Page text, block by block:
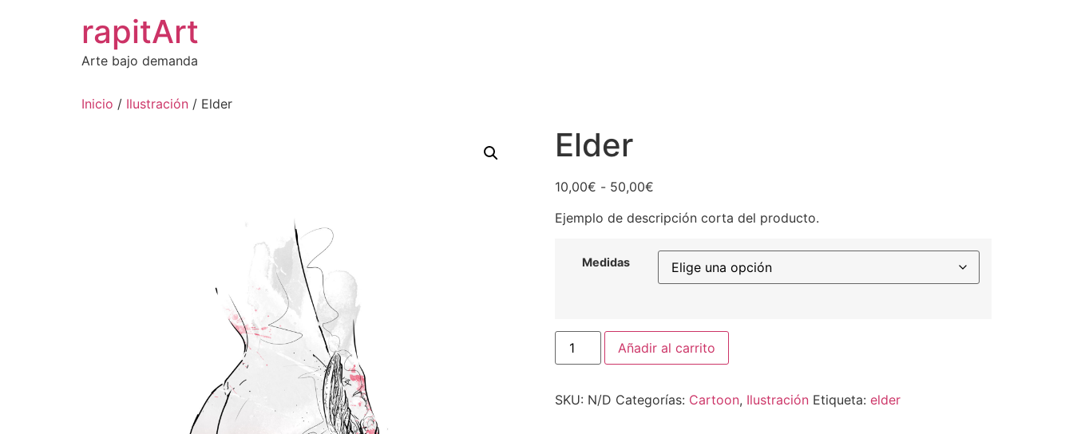
rapitArt
Arte bajo demanda
Inicio / Ilustración / Elder
Elder
10,00€ - 50,00€Rango
precios:
10,00€
hasta
Ejemplo de descripción corta del producto.
Medidas
Elder
cantidad
Añadir al carrito
SKU: N/D Categorías: Cartoon, Ilustración Etiqueta: elder